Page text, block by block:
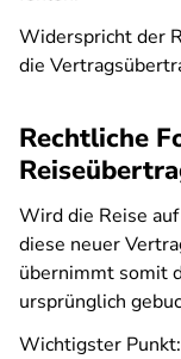
Widerspricht der
die
Rechtliche
Wird die Reise
diese neuer
übernimmt somit
ursprünglich
Wichtigster